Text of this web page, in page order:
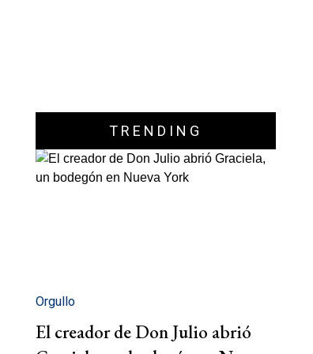
TRENDING
Orgullo
El creador de Don Julio abrió